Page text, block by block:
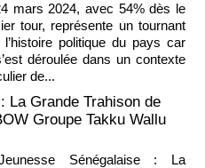
mars 2024, avec 54% dès le
tour, représente un tournant
l’histoire politique du pays car
déroulée dans un contexte
de...
La Grande Trahison de
Groupe Takku Wallu
Sénégalaise : La